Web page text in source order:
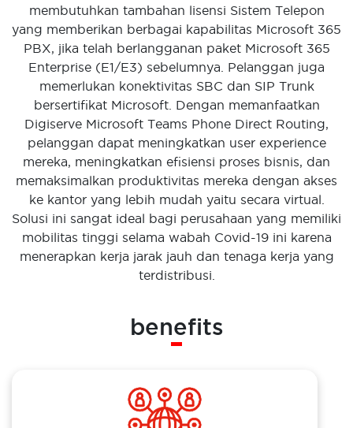
membutuhkan tambahan lisensi Sistem Telepon
yang memberikan berbagai kapabilitas Microsoft 365
PBX, jika telah berlangganan paket Microsoft 365
Enterprise (E1/E3) sebelumnya. Pelanggan juga
memerlukan konektivitas SBC dan SIP Trunk
bersertifikat Microsoft. Dengan memanfaatkan
Digiserve Microsoft Teams Phone Direct Routing,
pelanggan dapat meningkatkan user experience
mereka, meningkatkan efisiensi proses bisnis, dan
memaksimalkan produktivitas mereka dengan akses
ke kantor yang lebih mudah yaitu secara virtual.
Solusi ini sangat ideal bagi perusahaan yang memiliki
mobilitas tinggi selama wabah Covid-19 ini karena
menerapkan kerja jarak jauh dan tenaga kerja yang
terdistribusi.
benefits